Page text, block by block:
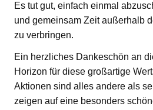
Es tut gut, einfach einmal
und gemeinsam Zeit außerhalb
zu verbringen.
Ein herzliches Dankeschön an
Horizon für diese großartige
Aktionen sind alles andere als
zeigen auf eine besonders